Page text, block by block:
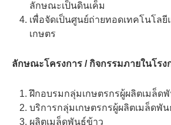
ลักษณะเป็นดินเค็ม
เพื่อจัดเป็นศูนย์ถ่ายทอดเทคโนโล
เกษตร
ลักษณะโครงการ / กิจกรรมภายในโรง
ฝึกอบรมกลุ่มเกษตรกรผู้ผลิตเมล็ด
บริการกลุ่มเกษตรกรผู้ผลิตเมล็ดพั
ผลิตเมล็ดพันธุ์ข้าว